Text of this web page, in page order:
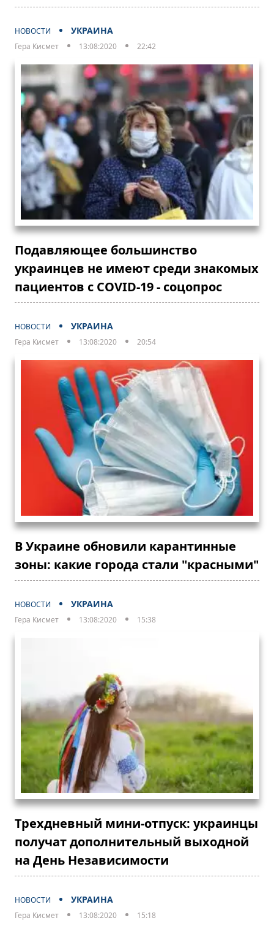
НОВОСТИ УКРАИНА
Гера Кисмет 13:08:2020 22:42
Подавляющее большинство
украинцев не имеют среди знакомых
пациентов с COVID-19 - соцопрос
НОВОСТИ УКРАИНА
Гера Кисмет 13:08:2020 20:54
В Украине обновили карантинные
зоны: какие города стали "красными"
НОВОСТИ УКРАИНА
Гера Кисмет 13:08:2020 15:38
Трехдневный мини-отпуск: украинцы
получат дополнительный выходной
на День Независимости
НОВОСТИ УКРАИНА
Гера Кисмет 13:08:2020 15:18